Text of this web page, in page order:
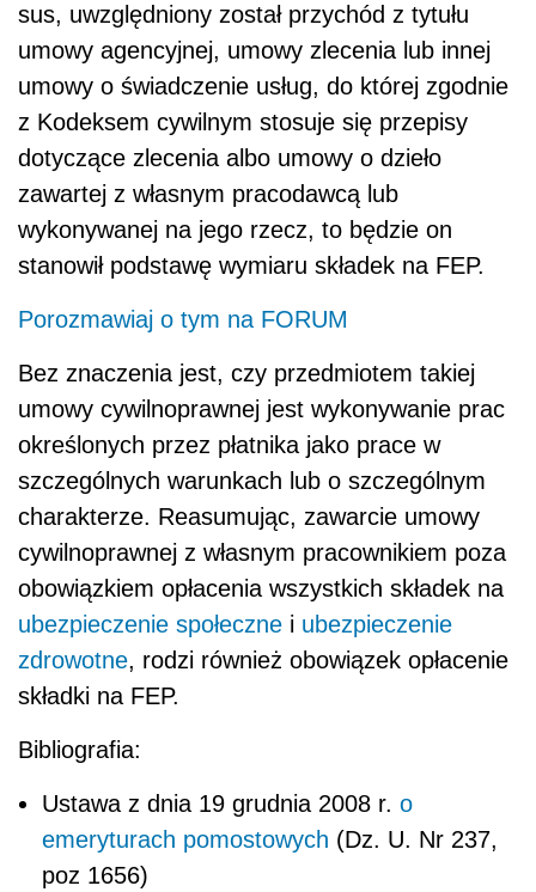
sus, uwzględniony został przychód z tytułu
umowy agencyjnej, umowy zlecenia lub innej
umowy o świadczenie usług, do której zgodnie
z Kodeksem cywilnym stosuje się przepisy
dotyczące zlecenia albo umowy o dzieło
zawartej z własnym pracodawcą lub
wykonywanej na jego rzecz, to będzie on
stanowił podstawę wymiaru składek na FEP.
Porozmawiaj o tym na FORUM
Bez znaczenia jest, czy przedmiotem takiej
umowy cywilnoprawnej jest wykonywanie prac
określonych przez płatnika jako prace w
szczególnych warunkach lub o szczególnym
charakterze. Reasumując, zawarcie umowy
cywilnoprawnej z własnym pracownikiem poza
obowiązkiem opłacenia wszystkich składek na
ubezpieczenie społeczne i ubezpieczenie
zdrowotne, rodzi również obowiązek opłacenie
składki na FEP.
Bibliografia:
Ustawa z dnia 19 grudnia 2008 r. o
emeryturach pomostowych (Dz. U. Nr 237,
poz 1656)